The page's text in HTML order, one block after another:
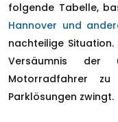
folgende Tabelle,
Hannover und
nachteilige
Versäumnis der
Motorradfahrer
Parklösungen zwingt.